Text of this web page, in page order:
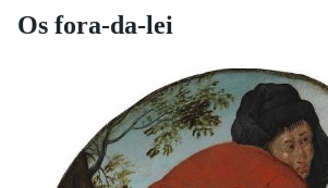
Os fora-da-lei